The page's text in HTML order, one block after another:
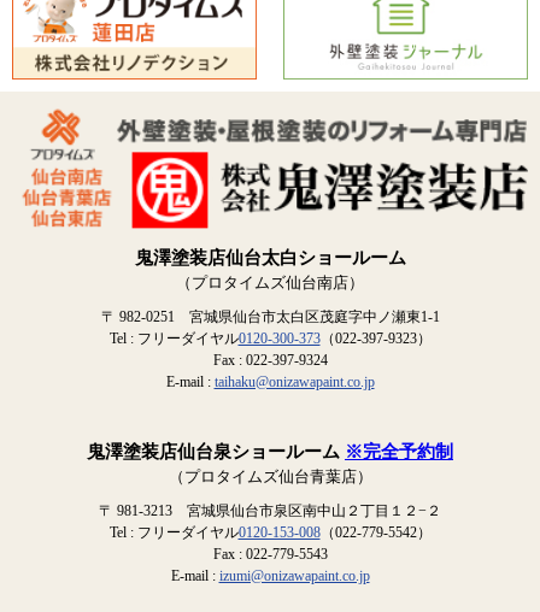
鬼澤塗装店仙台太白ショールーム
（プロタイムズ仙台南店）
〒 982-0251 宮城県仙台市太白区茂庭字中ノ瀬東1-1
Tel : フリーダイヤル0120-300-373（022-397-9323）
Fax : 022-397-9324
E-mail : taihaku@onizawapaint.co.jp
鬼澤塗装店仙台泉ショールーム ※完全予約制
（プロタイムズ仙台青葉店）
〒 981-3213 宮城県仙台市泉区南中山２丁目１２−２
Tel : フリーダイヤル0120-153-008（022-779-5542）
Fax : 022-779-5543
E-mail : izumi@onizawapaint.co.jp